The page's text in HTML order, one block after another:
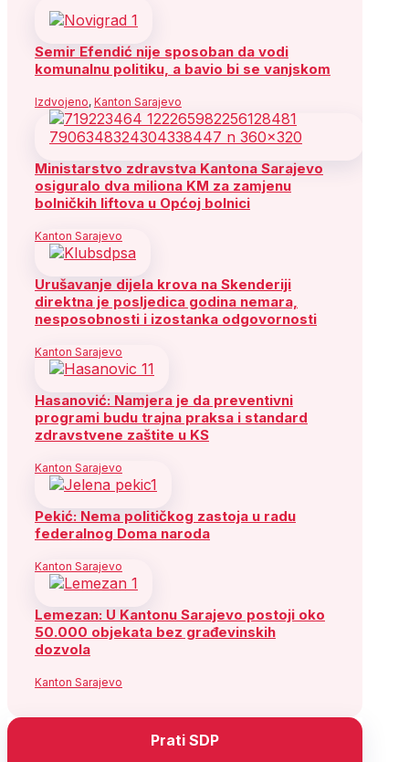
Semir Efendić nije sposoban da vodi
komunalnu politiku, a bavio bi se vanjskom
Izdvojeno, Kanton Sarajevo
Ministarstvo zdravstva Kantona Sarajevo
osiguralo dva miliona KM za zamjenu
bolničkih liftova u Općoj bolnici
Kanton Sarajevo
Urušavanje dijela krova na Skenderiji
direktna je posljedica godina nemara,
nesposobnosti i izostanka odgovornosti
Kanton Sarajevo
Hasanović: Namjera je da preventivni
programi budu trajna praksa i standard
zdravstvene zaštite u KS
Kanton Sarajevo
Pekić: Nema političkog zastoja u radu
federalnog Doma naroda
Kanton Sarajevo
Lemezan: U Kantonu Sarajevo postoji oko
50.000 objekata bez građevinskih
dozvola
Kanton Sarajevo
Prati SDP